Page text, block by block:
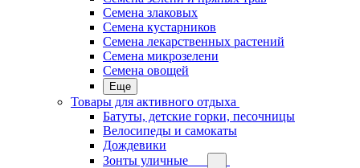
Семена злаковых
Семена кустарников
Семена лекарственных растений
Семена микрозелени
Семена овощей
Еще
Товары для активного отдыха
Батуты, детские горки, песочницы
Велосипеды и самокаты
Дождевики
Зонты уличные